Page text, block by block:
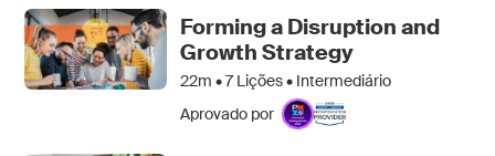
Forming a Disruption and
Growth Strategy
22m •7Lições • Intermediário
Aprovado por